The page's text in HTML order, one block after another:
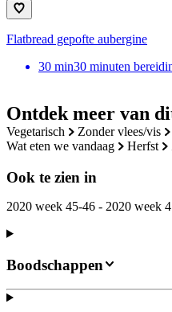
Ontdek meer van
vegetarisch zonder vlees/vis
wat eten we vandaag
herfst
Ook te zien in
2020 week 45-46 - 2020 week
Flatbread gepofte aubergine
30 min30 minuten
Boodschappen